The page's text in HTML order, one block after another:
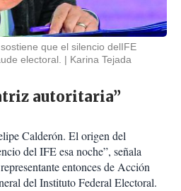
que el silencio delIFE
electoral.
Karina Tejada
autoritaria”
Calderón. El origen del
del IFE esa noche”, señala
entonces de Acción
del Instituto Federal Electoral.